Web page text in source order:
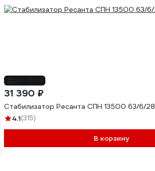
31 390 ₽
Стабилизатор Ресанта СПН 13500 63/6/28
4.1(315)
В корзину